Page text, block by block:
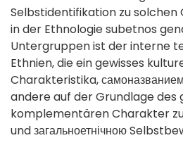
Selbstidentifikation zu solchen
in der Ethnologie subetnos
Untergruppen ist der interne
Ethnien, die ein gewisses
Charakteristika,
andere auf der Grundlage des
komplementären Charakter
und загальноетнічною